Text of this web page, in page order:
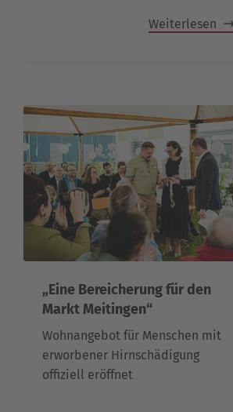
Weiterlesen
„Eine Bereicherung für den
Markt Meitingen“
Wohnangebot für Menschen mit
erworbener Hirnschädigung
offiziell eröffnet